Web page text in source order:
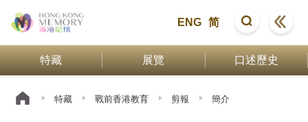
ENG 简
特藏 展覽 口述歷史
特藏 戰前香港教育 剪報 簡介